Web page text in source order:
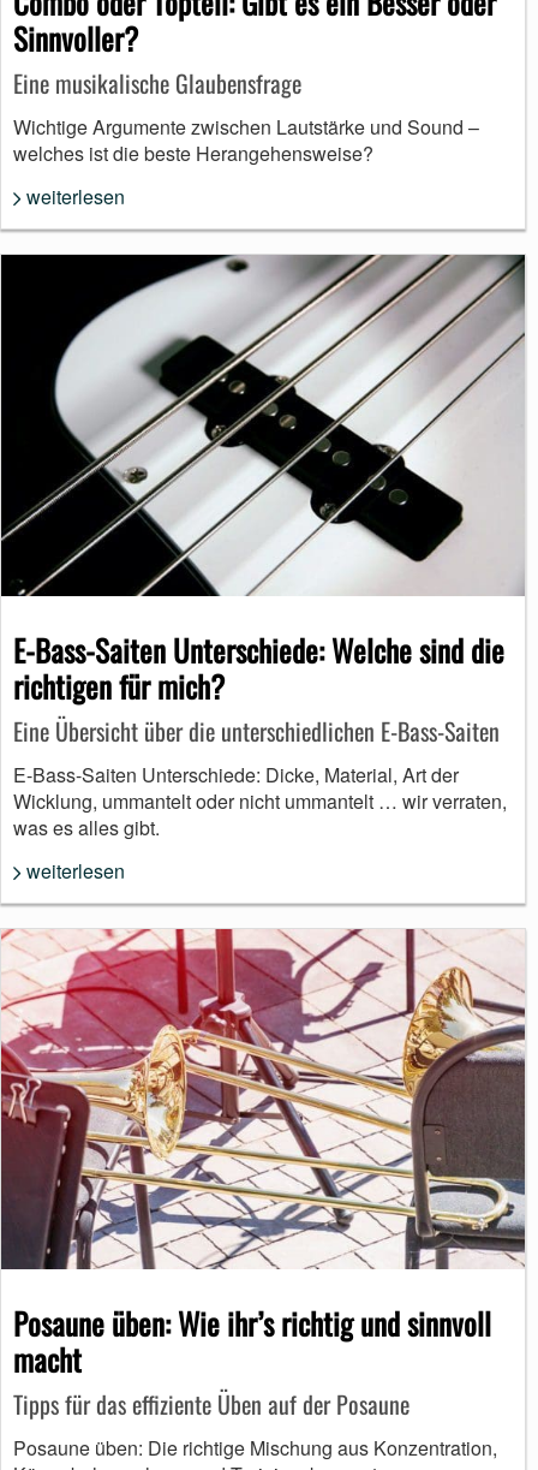
Sinnvoller?
Eine musikalische Glaubensfrage
Wichtige Argumente zwischen Lautstärke und Sound –
welches ist die beste Herangehensweise?
weiterlesen
E-Bass-Saiten Unterschiede: Welche sind die
richtigen für mich?
Eine Übersicht über die unterschiedlichen E-Bass-Saiten
E-Bass-Saiten Unterschiede: Dicke, Material, Art der
Wicklung, ummantelt oder nicht ummantelt … wir verraten,
was es alles gibt.
weiterlesen
Posaune üben: Wie ihr’s richtig und sinnvoll
macht
Tipps für das effiziente Üben auf der Posaune
Posaune üben: Die richtige Mischung aus Konzentration,